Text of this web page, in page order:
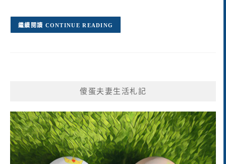
CONTINUE READING
傻蛋夫妻生活札記